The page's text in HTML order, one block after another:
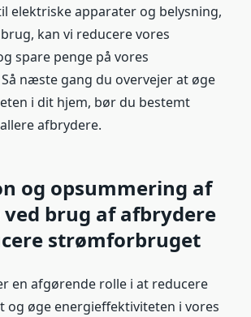
elektriske apparater og belysning,
kan vi reducere vores
spare penge på vores
næste gang du overvejer at øge
i dit hjem, bør du bestemt
afbrydere.
og opsummering af
brug af afbrydere
strømforbruget
en afgørende rolle i at reducere
øge energieffektiviteten i vores